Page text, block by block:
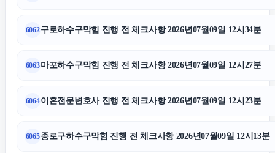
6062구로하수구막힘 진행 전 체크사항 2026년07월09일 12시34분
6063마포하수구막힘 진행 전 체크사항 2026년07월09일 12시27분
6064이혼전문변호사 진행 전 체크사항 2026년07월09일 12시23분
6065종로구하수구막힘 진행 전 체크사항 2026년07월09일 12시13분